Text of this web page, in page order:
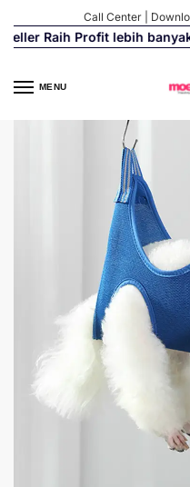
Call Center
Raih Profit lebih banyak
MENU